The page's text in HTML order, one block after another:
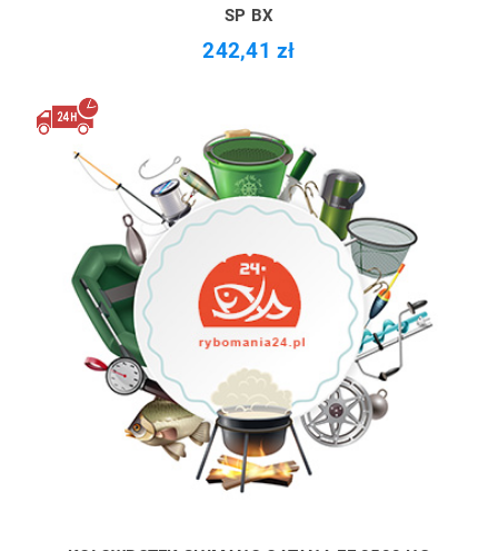
SP BX
242,41 zł